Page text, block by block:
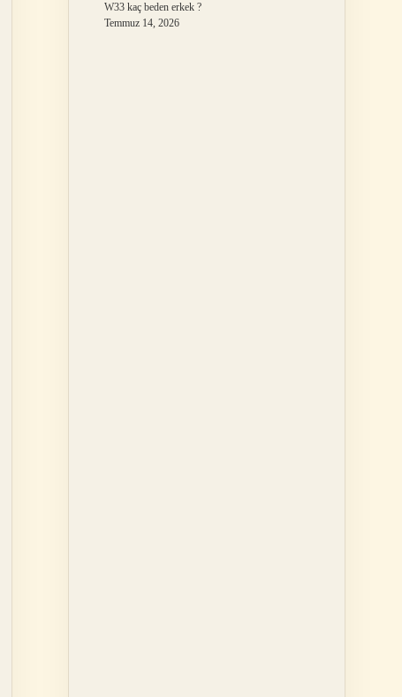
W33 kaç beden erkek ?
Temmuz 14, 2026